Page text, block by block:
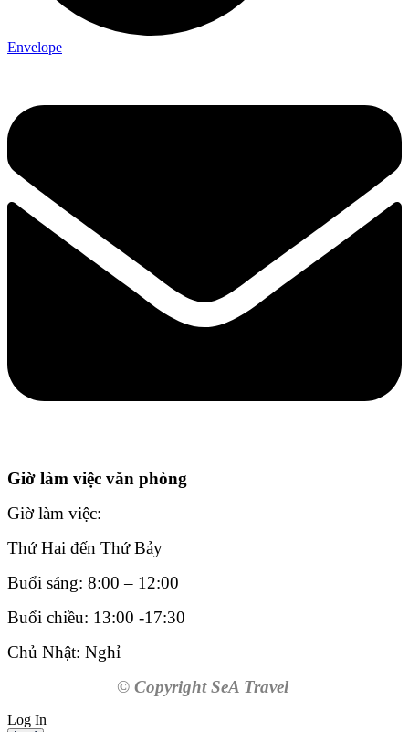
Envelope
Giờ làm việc văn phòng
Giờ làm việc:
Thứ Hai đến Thứ Bảy
Buổi sáng: 8:00 – 12:00
Buổi chiều: 13:00 -17:30
Chủ Nhật: Nghỉ
© Copyright SeA Travel
Log In